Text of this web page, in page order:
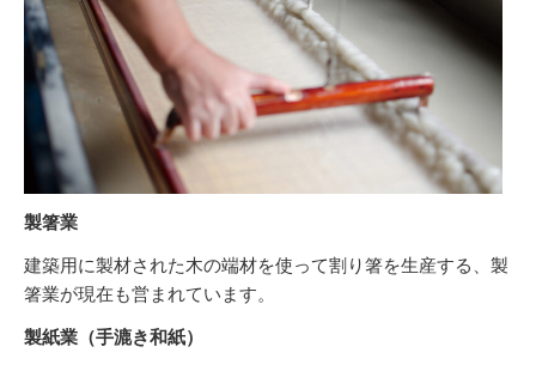
製箸業
建築用に製材された木の端材を使って割り箸を生産する、製
箸業が現在も営まれています。
製紙業（手漉き和紙）